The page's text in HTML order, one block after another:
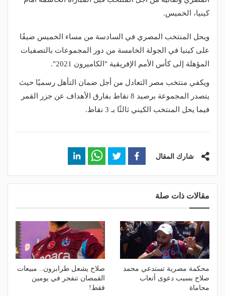
كينيا، الخميس.
ويحل المنتخب المصري في السادسة من مساء الخميس ضيفًا
على كينيا في الجولة الخامسة من دور المجموعات بالتصفيات
المؤهلة إلى كأس الأمم الإفريقية "الكاميرون 2021".
ويكفي منتخب مصر التعادل من أجل ضمان التأهل رسميًا حيث
يتصدر المجموعة برصيد 8 نقاط بفارق الأهداف عن جزر القمر
فيما يحل المنتخب الكيني ثالثًا بـ 3 نقاط.
شارك المقال
مقالات ذات صلة
محكمة مصرية تستدعي محمد
صلاح بسبب دعوى أتعاب
محاماة
صلاح يشعل طرابزون.. مبيعات
القمصان تنفجر في يومين
فقط!